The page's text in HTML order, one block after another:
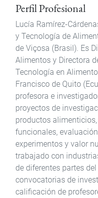
Perfil Profesional
Lucía Ramírez-
y Tecnología de
de Viçosa (Brasil). Es
Alimentos y Directora
Tecnología en
Francisco de Quito
profesora e
proyectos de
productos
funcionales,
experimentos y valor
trabajado con
de diferentes partes
convocatorias de
calificación de